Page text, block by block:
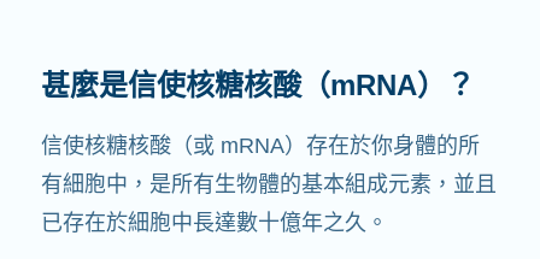
甚麼是信使核糖核酸（mRNA）？
信使核糖核酸（或 mRNA）存在於你身體的所
有細胞中，是所有生物體的基本組成元素，並且
已存在於細胞中長達數十億年之久。